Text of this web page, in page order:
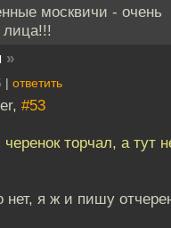
москвичи - очень
лица!!!
»
| ответить
#53
торчал, а тут
нет, я ж и пишу